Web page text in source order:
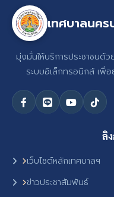
เทศบาลนค
มุ่งมั่นให้บริการประชาชนด้
ระบบอิเล็กทรอนิกส์ เพื่
ลิ
เว็บไซต์หลักเทศบาลฯ
ข่าวประชาสัมพันธ์